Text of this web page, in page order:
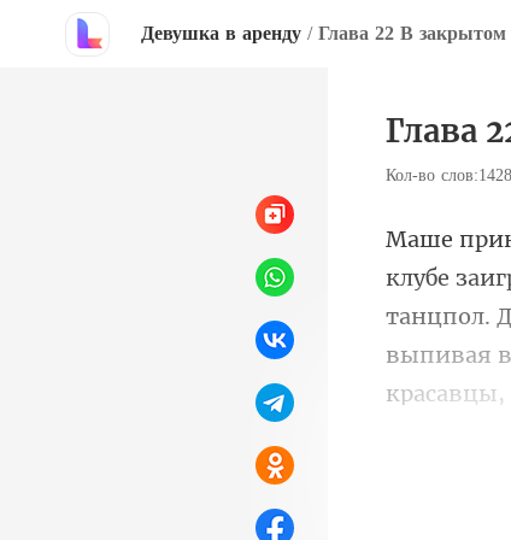
Девушка в аренду / Глава 22 В закрытом
Глава
Кол-во слов:1428
танцпол.
выпивая